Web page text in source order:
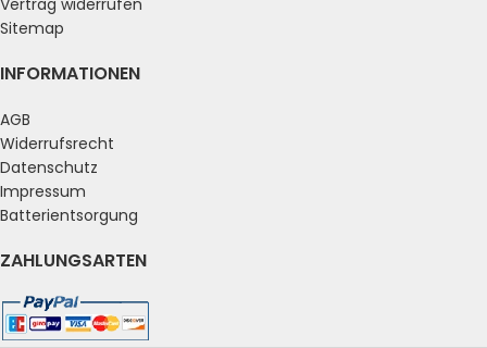
Sitemap
INFORMATIONEN
AGB
Widerrufsrecht
Datenschutz
Impressum
Batterientsorgung
ZAHLUNGSARTEN